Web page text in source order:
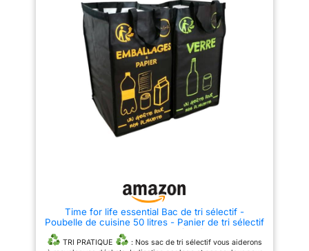
couleur, autocollants inclus :
Ces 3 poubelles sont en jaune,
bleu et vert pour trier les
déchets recyclables comme le
plastique, le papier et le verre.
10 autocollants sont inclus pour
identifier les différents types de
déchets Portable avec des
poignées : Chaque poubelle est
équipée d'une poignée pour
faciliter son déplacement. Que
vous les transportiez pour les
vider ou que vous les emmeniez
en camping, ces poubelles sont
peuvent également être utilisés
comme boîtes de rangement,
par exemple pour la litière du
chat, offrant ainsi une solution
modulable pour tous les foyers
trouve sa place dans n'importe
quelle niche, idéale pour les
petits espaces. Grâce à la
fonction d'empilement
intelligente avec verrouillage
antidérapant, le système de tri
des déchets de cuisine reste
toujours sûr et bien rangé. Les
conteneurs de recyclage sont
équipés de couvercles codés
par couleur et d'autocollants
correspondants pour faciliter le
plastique robuste rend ce seau
et durable. Grâce à son design
polyvalent, la poubelle est
dans la cuisine, le bureau ou la
Time for life essential Bac de tri sélectif -
Poubelle de cuisine 50 litres - Panier de tri sélectif
2 compartiments (noir)
TRI PRATIQUE
: Nos sac de tri sélectif vous aiderons